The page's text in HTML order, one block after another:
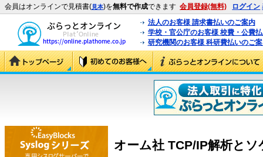
会員はオンラインで見積書(見本)を無料で作成できます 会員登録(無料) ログイン
法人のお客様 請求書払いのご案内
学校・官公庁のお客様 校費・公費
研究機関のお客様 科研費払いのご
オーム社 TCP/IP解析と